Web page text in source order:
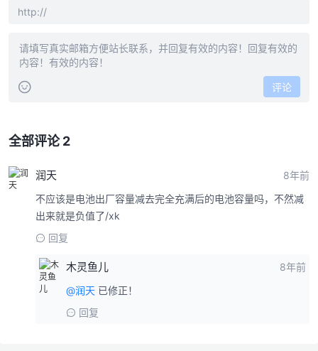
评论
全部评论 2
润天
8年前
不应该是电池出厂容量减去完全充满后的电池容量吗，不然减
出来就是负值了/xk
回复
木灵鱼儿
8年前
@润天 已修正！
回复